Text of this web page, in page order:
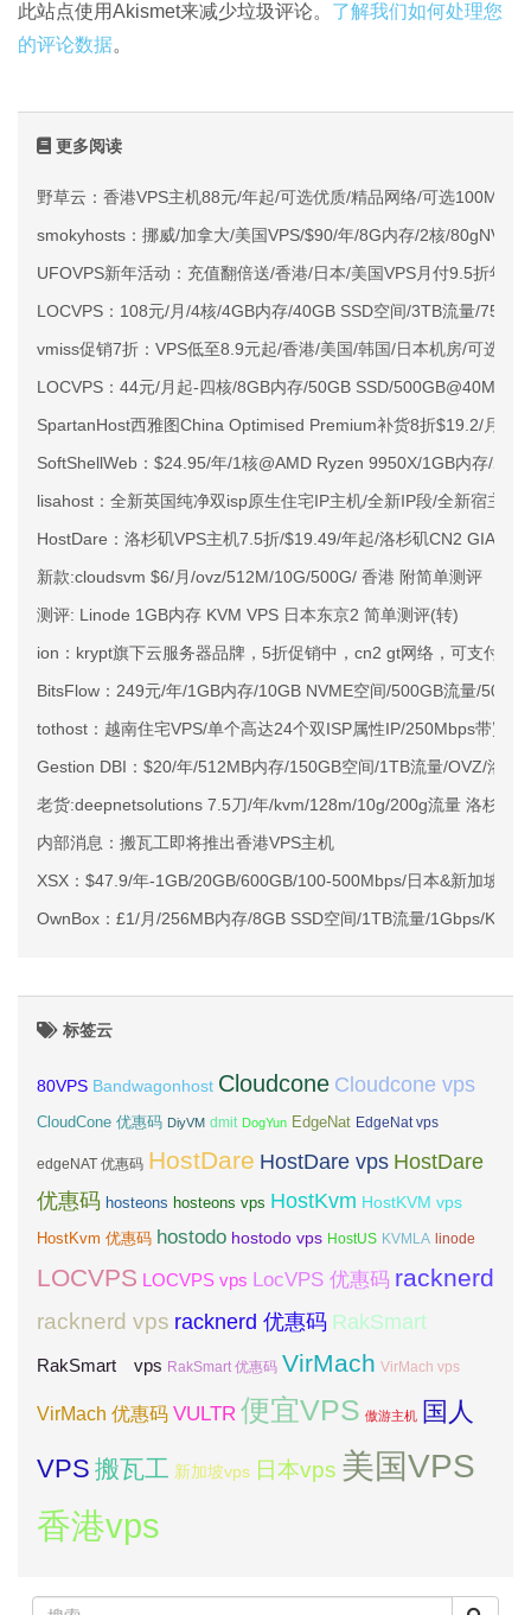
此站点使用Akismet来减少垃圾评论。 了解我们如何处理您
的评论数据。
更多阅读
野草云：香港VPS主机88元/年起/可选优质/精品网络/可选100M不
smokyhosts：挪威/加拿大/美国VPS/$90/年/8G内存/2核/
UFOVPS新年活动：充值翻倍送/香港/日本/美国VPS月付9.5折年
LOCVPS：108元/月/4核/4GB内存/40GB SSD空间/3TB流量/
vmiss促销7折：VPS低至8.9元起/香港/美国/韩国/日本机房/可选
LOCVPS：44元/月起-四核/8GB内存/50GB SSD/
SpartanHost西雅图China Optimised Premium补货8折$19.2/月起
SoftShellWeb：$24.95/年/1核@AMD Ryzen 9950X/1GB内存/
lisahost：全新英国纯净双isp原生住宅IP主机/全新IP段/全新宿主机
HostDare：洛杉矶VPS主机7.5折/$19.49/年起/洛杉矶CN2 GIA/日
新款:cloudsvm $6/月/ovz/512M/10G/500G/ 香港 附简单测评
测评: Linode 1GB内存 KVM VPS 日本东京2 简单测评(转)
ion：krypt旗下云服务器品牌，5折促销中，cn2 gt网络，可支付宝
BitsFlow：249元/年/1GB内存/10GB NVME空间/500GB流量/
tothost：越南住宅VPS/单个高达24个双ISP属性IP/250Mbps带宽/
Gestion DBI：$20/年/512MB内存/150GB空间/1TB流量/OVZ/洛杉
老货:deepnetsolutions 7.5刀/年/kvm/128m/10g/200g流量 洛杉矶
内部消息：搬瓦工即将推出香港VPS主机
XSX：$47.9/年-1GB/20GB/600GB/100-500Mbps/日本&新加坡&
OwnBox：£1/月/256MB内存/8GB SSD空间/1TB流量/1Gbps/KVM/
标签云
80VPS Bandwagonhost Cloudcone Cloudcone vps
CloudCone 优惠码 DiyVM dmit DogYun EdgeNat EdgeNat vps
edgeNAT 优惠码 HostDare HostDare vps HostDare
优惠码 hosteons hosteons vps HostKvm HostKVM vps
HostKvm 优惠码 hostodo hostodo vps HostUS KVMLA linode
LOCVPS LOCVPS vps LocVPS 优惠码 racknerd
racknerd vps racknerd 优惠码 RakSmart
RakSmart vps RakSmart 优惠码 VirMach VirMach vps
VirMach 优惠码 VULTR 便宜VPS 傲游主机 国人
VPS 搬瓦工 新加坡vps 日本vps 美国VPS
香港vps